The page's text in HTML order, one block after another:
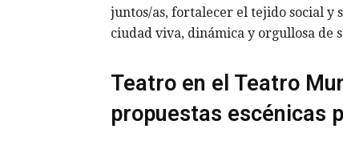
juntos/as, fortalecer el tejido social y
ciudad viva, dinámica y orgullosa de
Teatro en el Teatro
propuestas escénicas